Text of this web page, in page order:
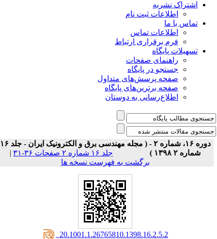
اشتراک نشریه
اطلاعات ثبت نام
تماس با ما
اطلاعات تماس
فرم برقراری ارتباط
تسهیلات پایگاه
راهنمای صفحات
جستجو در پایگاه
صفحه پرسش‌های متداول
صفحه برترین‌های پایگاه
اطلاع‌رسانی به دوستان
دوره ۱۶، شماره ۲ - ( مجله مهندسی برق و الکترونیک ایران - جلد ۱۶
شماره ۲ ۱۳۹۸ )
جلد ۱۶ شماره ۲ صفحات ۳۶-۳۱
|
برگشت به فهرست نسخه ها
‎ 20.1001.1.26765810.1398.16.2.5.2